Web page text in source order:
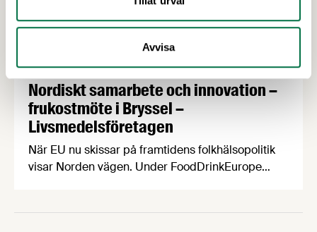
Avvisa
Nordiskt samarbete och innovation –
frukostmöte i Bryssel –
Livsmedelsföretagen
10 MARS 2026
När EU nu skissar på framtidens folkhälsopolitik
visar Norden vägen. Under FoodDrinkEurope
reformulering redan stärker folkhälsan – och